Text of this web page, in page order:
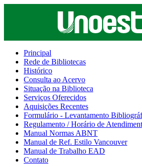
Principal
Rede de Bibliotecas
Histórico
Consulta ao Acervo
Situação na Biblioteca
Serviços Oferecidos
Aquisições Recentes
Formulário - Levantamento
Regulamento / Horário de
Manual Normas ABNT
Manual de Ref. Estilo Vancouver
Manual de Trabalho EAD
Contato